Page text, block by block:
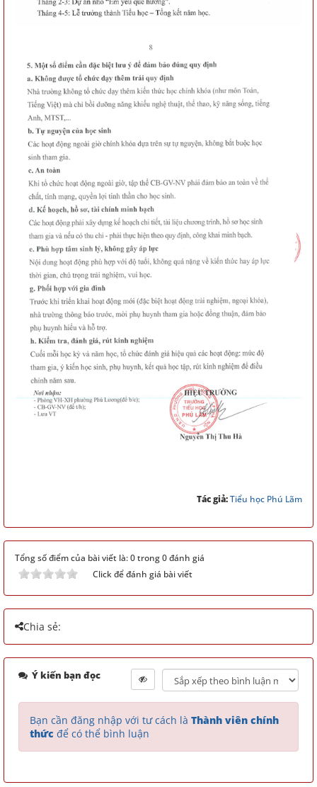
Tác giả:Tiểu học Phú Lãm
Tổng số điểm của bài viết là: 0 trong 0 đánh giá
Click để đánh giá bài viết
Chia sẻ:
Ý kiến bạn đọc
Bạn cần đăng nhập với tư cách là Thành viên chính
thức để có thể bình luận